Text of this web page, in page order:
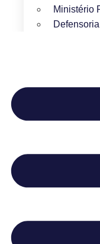
Ministério
Defensoria